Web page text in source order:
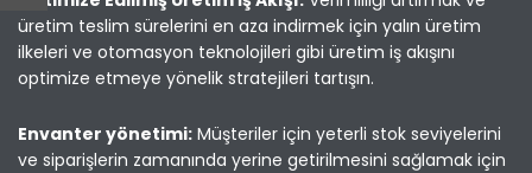
üretim teslim sürelerini en aza indirmek için yalın üretim
ilkeleri ve otomasyon teknolojileri gibi üretim iş akışını
optimize etmeye yönelik stratejileri tartışın.
Envanter yönetimi: Müşteriler için yeterli stok seviyelerini
ve siparişlerin zamanında yerine getirilmesini sağlamak için